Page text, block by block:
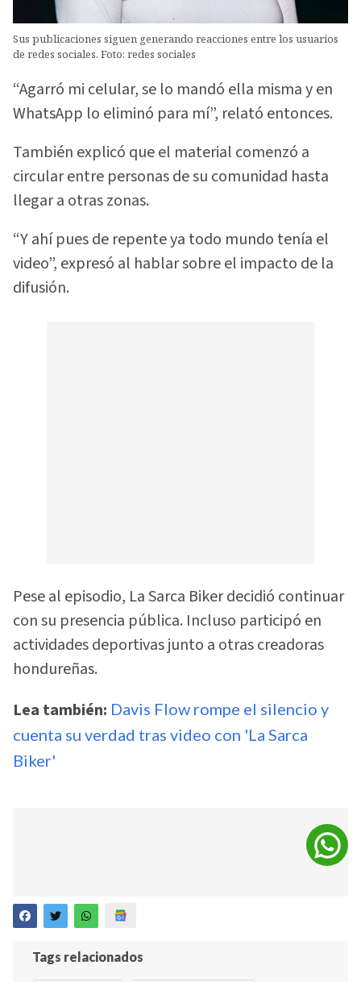
Sus publicaciones siguen generando reacciones entre los usuarios
de redes sociales. Foto: redes sociales
“Agarró mi celular, se lo mandó ella misma y en
WhatsApp lo eliminó para mí”, relató entonces.
También explicó que el material comenzó a
circular entre personas de su comunidad hasta
llegar a otras zonas.
“Y ahí pues de repente ya todo mundo tenía el
video”, expresó al hablar sobre el impacto de la
difusión.
Pese al episodio, La Sarca Biker decidió continuar
con su presencia pública. Incluso participó en
actividades deportivas junto a otras creadoras
hondureñas.
Lea también: Davis Flow rompe el silencio y
cuenta su verdad tras video con 'La Sarca
Biker'
Tags relacionados